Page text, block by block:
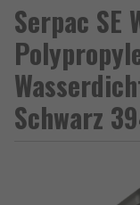
Serpac SE
Schwarz